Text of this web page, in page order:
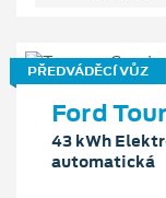
PŘEDVÁDĚCÍ VŮZ
Ford
43 kWh
automatická